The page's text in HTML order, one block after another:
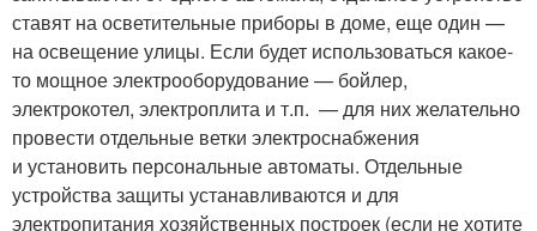
ставят на осветительные приборы в доме, еще один —
на освещение улицы. Если будет использоваться какое-
то мощное электрооборудование — бойлер,
электрокотел, электроплита и т.п. — для них желательно
провести отдельные ветки электроснабжения
и установить персональные автоматы. Отдельные
устройства защиты устанавливаются и для
электропитания хозяйственных построек (если не хотите